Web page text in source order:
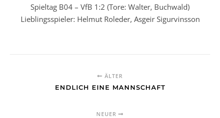
Spieltag B04 – VfB 1:2 (Tore: Walter, Buchwald)
Lieblingsspieler: Helmut Roleder, Asgeir Sigurvinsson
ÄLTER
ENDLICH EINE MANNSCHAFT
NEUER